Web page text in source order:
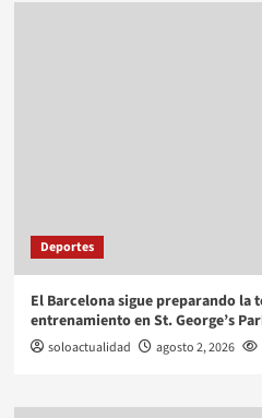
Deportes
El Barcelona sigue preparando la
entrenamiento en St. George’s
soloactualidad agosto 2, 2026